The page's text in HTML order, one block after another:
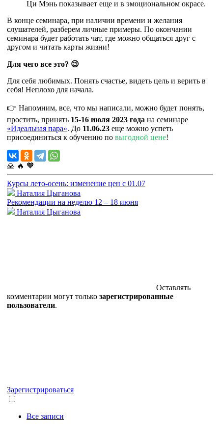
Ци Мэнь показывает еще и в эмоциональном окрасе.
В конце семинара, при наличии времени и желания
слушателей, разберем личные примеры. По окончании
семинара будет работать чат, где можно общаться друг с
другом и читать карты жизни!
Для чего все это? 😉
Для себя любимых. Понять счастье, видеть цель и верить в
себя! Неплохо для начала.
👉 Напомним, все, что мы написали, можно будет понять,
простить, принять 15-16 июля 2023 года на семинаре
«Идеальная пара». До 11.06.23 еще можно успеть
присоединиться к обучению по выгодной цене!
🙏 🔥 🧡
Курсы лето-осень: изменение цен с 01.07
Наталия Цыганова
Рекомендации на неделю 12 – 18 июня
Наталия Цыганова
Оставлять
комментарии могут только зарегистрированные
пользователи.
Зарегистрироваться
Все записи